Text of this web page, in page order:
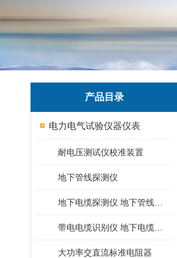
产品目录
电力电气试验仪器仪表
耐电压测试仪校准装置
地下管线探测仪
大功率交直流标准电阻器